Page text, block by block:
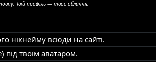
Твій профіль — твоє обличчя.
нікнейму всюди на сайті.
під твоїм аватаром.